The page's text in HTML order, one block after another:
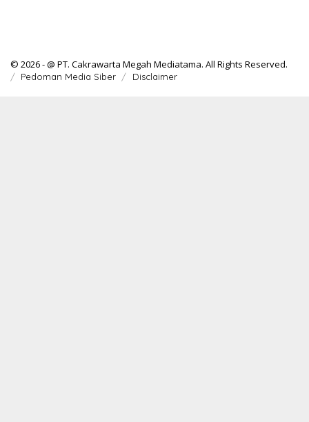
© 2026 - @ PT. Cakrawarta Megah Mediatama. All Rights Reserved.
Pedoman Media Siber Disclaimer